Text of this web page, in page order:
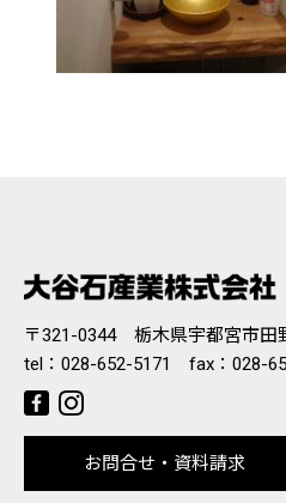
〒321-0344 栃木県宇都宮市田
tel： 028-652-5171 fax：028-
お問合せ・資料請求